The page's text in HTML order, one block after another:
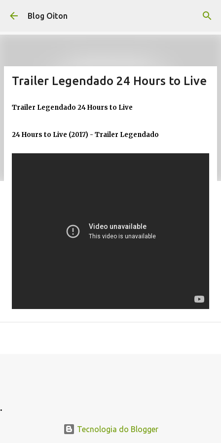
Pular para o conteúdo principal
Blog Oiton
Trailer Legendado 24 Hours to Live
Trailer Legendado 24 Hours to Live
24 Hours to Live (2017) - Trailer Legendado
.
Tecnologia do Blogger